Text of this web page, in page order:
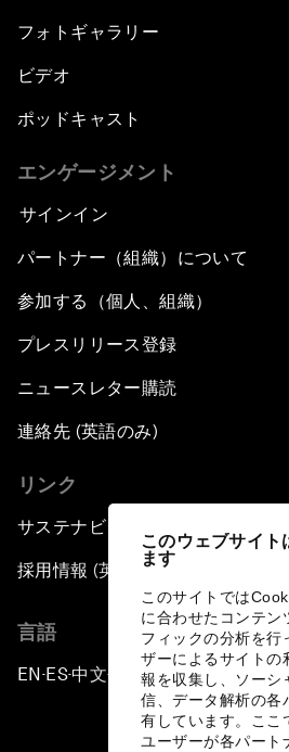
このウェブサイ
ます
このサイトでは
に合わせたコンテン
フィックの分析を行
ザーによるサイトの
報を収集し、ソーシ
信、データ解析の各
有しています。ここ
ユーザーが各パート
フォトギャラリー
ビデオ
ポッドキャスト
エンゲージメント
サインイン
パートナー（組織）について
参加する（個人、組織）
プレスリリース登録
ニュースレター購読
連絡先 (英語のみ)
リンク
サステナビリティへの取り組み
採用情報 (英語のみ)
言語
EN ▪ES▪中文▪ 日本語